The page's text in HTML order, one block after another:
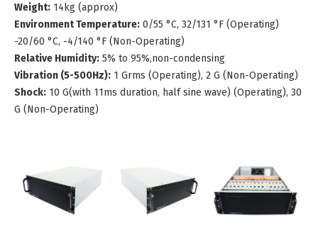
Weight: 14kg (approx)
Environment Temperature: 0/55 °C, 32/131 °F (Operating)
-20/60 °C, -4/140 °F (Non-Operating)
Relative Humidity: 5% to 95%,non-condensing
Vibration (5-500Hz): 1 Grms (Operating), 2 G (Non-Operating)
Shock: 10 G(with 11ms duration, half sine wave) (Operating), 30
G (Non-Operating)